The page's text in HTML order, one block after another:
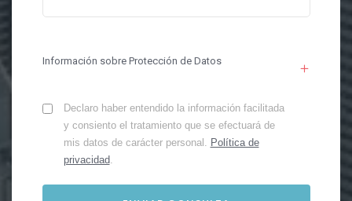
Información sobre Protección de Datos
Declaro haber entendido la información facilitada
y consiento el tratamiento que se efectuará de
mis datos de carácter personal. Política de
privacidad.